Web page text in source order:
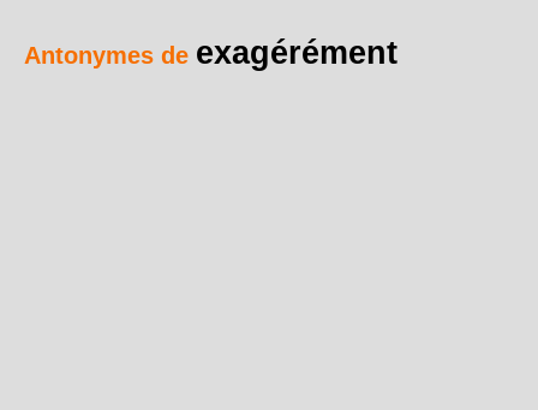
Antonymes de exagérément